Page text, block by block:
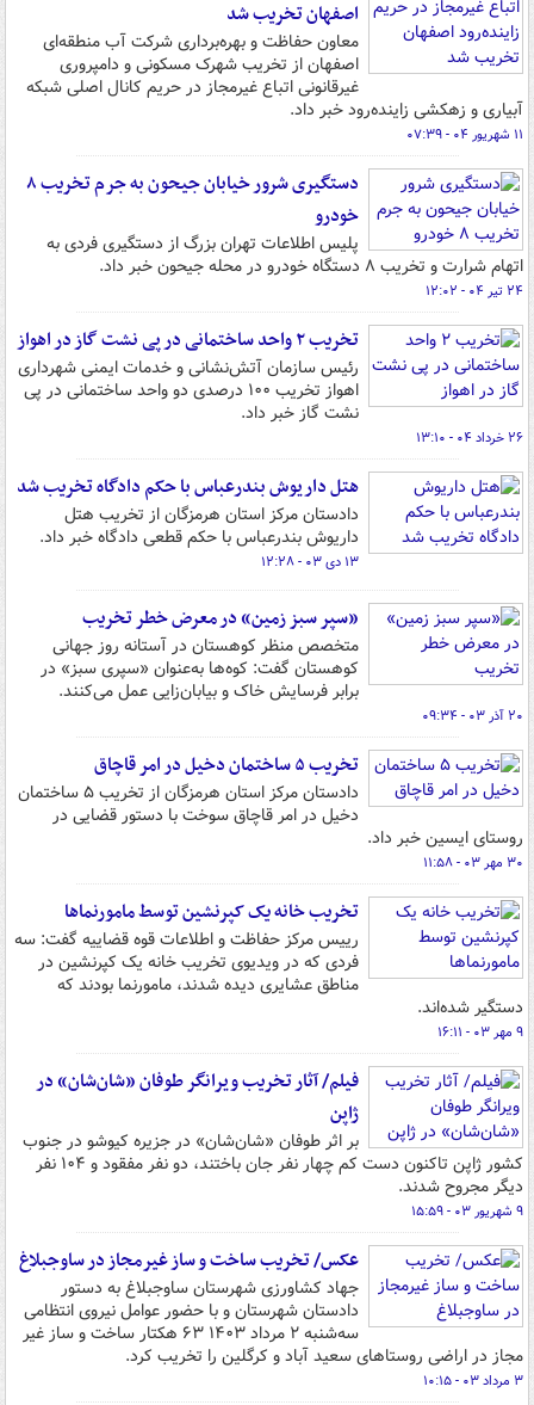
اصفهان تخریب شد
معاون حفاظت و بهره‌برداری شرکت آب منطقه‌ای
اصفهان از تخریب شهرک مسکونی و دامپروری
غیرقانونی اتباع غیرمجاز در حریم کانال اصلی شبکه
آبیاری و زهکشی زاینده‌رود خبر داد.
۱۱ شهریور ۰۴ - ۰۷:۳۹
دستگیری شرور خیابان جیحون به جرم تخریب ۸
خودرو
پلیس اطلاعات تهران بزرگ از دستگیری فردی به
اتهام شرارت و تخریب ۸ دستگاه خودرو در محله جیحون خبر داد.
۲۴ تیر ۰۴ - ۱۲:۰۲
تخریب ۲ واحد ساختمانی در پی نشت گاز در اهواز
رئیس سازمان آتش‌نشانی و خدمات ایمنی شهرداری
اهواز تخریب ۱۰۰ درصدی دو واحد ساختمانی در پی
نشت گاز خبر داد.
۲۶ خرداد ۰۴ - ۱۳:۱۰
هتل داریوش بندرعباس با حکم دادگاه تخریب شد
دادستان مرکز استان هرمزگان از تخریب هتل
داریوش بندرعباس با حکم قطعی دادگاه خبر داد.
۱۳ دی ۰۳ - ۱۲:۲۸
«سپر سبز زمین» در معرض خطر تخریب
متخصص منظر کوهستان در آستانه روز جهانی
کوهستان گفت: کوه‌ها به‌عنوان «سپری سبز» در
برابر فرسایش خاک و بیابان‌زایی عمل می‌کنند.
۲۰ آذر ۰۳ - ۰۹:۳۴
تخریب ۵ ساختمان دخیل در امر قاچاق
دادستان مرکز استان هرمزگان از تخریب ۵ ساختمان
دخیل در امر قاچاق سوخت با دستور قضایی در
روستای ایسین خبر داد.
۳۰ مهر ۰۳ - ۱۱:۵۸
تخریب خانه یک کپرنشین توسط مامورنماها
رییس مرکز حفاظت و اطلاعات قوه قضاییه گفت: سه
فردی که در ویدیوی تخریب خانه یک کپرنشین در
مناطق عشایری دیده شدند، مامورنما بودند که
دستگیر شده‌اند.
۹ مهر ۰۳ - ۱۶:۱۱
فیلم/ آثار تخریب ویرانگر طوفان «شان‌شان» در
ژاپن
بر اثر طوفان «شان‌شان» در جزیره کیوشو در جنوب
کشور ژاپن تاکنون دست کم چهار نفر جان باختند، دو نفر مفقود و ۱۰۴ نفر
دیگر مجروح شدند.
۹ شهریور ۰۳ - ۱۵:۵۹
عکس/ تخریب ساخت و ساز غیرمجاز در ساوجبلاغ
جهاد کشاورزی شهرستان ساوجبلاغ به دستور
دادستان شهرستان و با حضور عوامل نیروی انتظامی
سه‌شنبه ۲ مرداد ۱۴۰۳ ۶۳ هکتار ساخت و ساز غیر
مجاز در اراضی روستاهای سعید آباد و کرگلین را تخریب کرد.
۳ مرداد ۰۳ - ۱۰:۱۵